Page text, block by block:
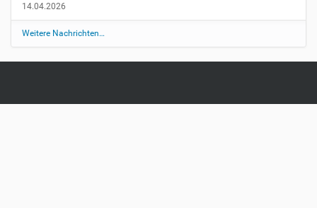
14.04.2026
Weitere Nachrichten…